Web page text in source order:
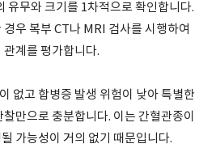
유무와 크기를 1차적으로 확인합니다.
우 복부 CT나 MRI 검사를 시행하여
계를 평가합니다.
없고 합병증 발생 위험이 낮아 특별한
만으로 충분합니다. 이는 간혈관종이
가능성이 거의 없기 때문입니다.